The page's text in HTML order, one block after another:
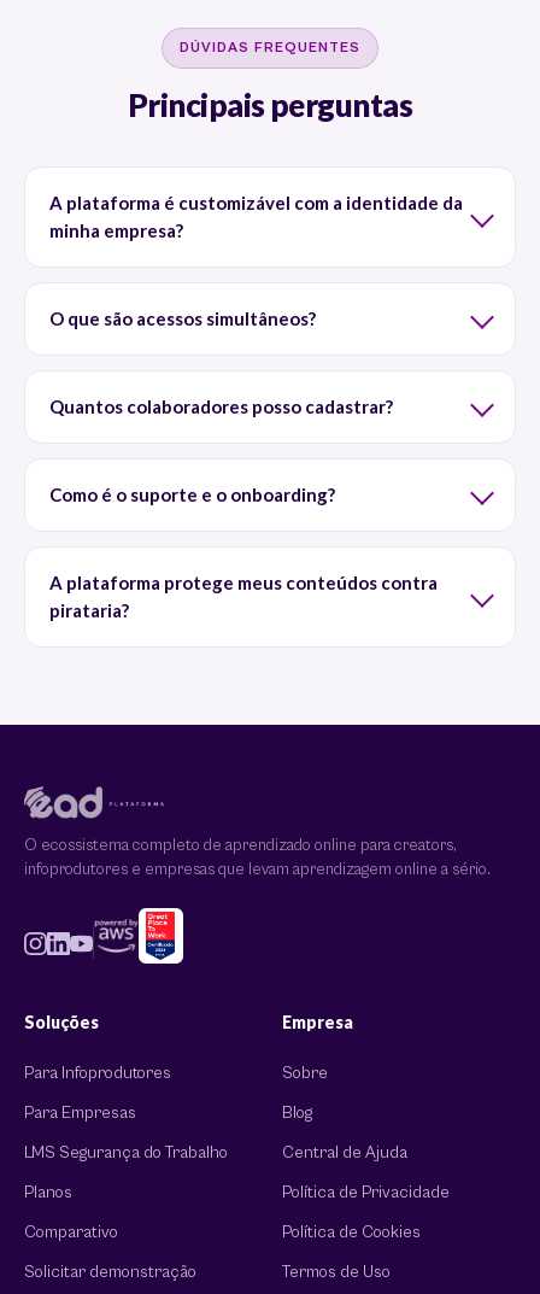
DÚVIDAS FREQUENTES
Principais perguntas
A plataforma é customizável com a identidade da
minha empresa?
O que são acessos simultâneos?
Quantos colaboradores posso cadastrar?
Como é o suporte e o onboarding?
A plataforma protege meus conteúdos contra
pirataria?
O ecossistema completo de aprendizado online para creators,
infoprodutores e empresas que levam aprendizagem online a sério.
Soluções
Para Infoprodutores
Para Empresas
LMS Segurança do Trabalho
Planos
Comparativo
Solicitar demonstração
Empresa
Sobre
Blog
Central de Ajuda
Política de Privacidade
Política de Cookies
Termos de Uso